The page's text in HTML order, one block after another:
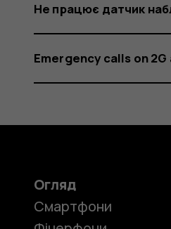
Не працює датчик
Emergency calls on
Огляд
Смартфони